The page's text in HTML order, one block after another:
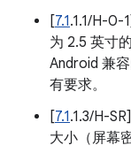
[7.1.1.1/H-0-
为 2.5 英寸
Android 兼
有要求。
[7.1.1.3/H-
大小（屏幕